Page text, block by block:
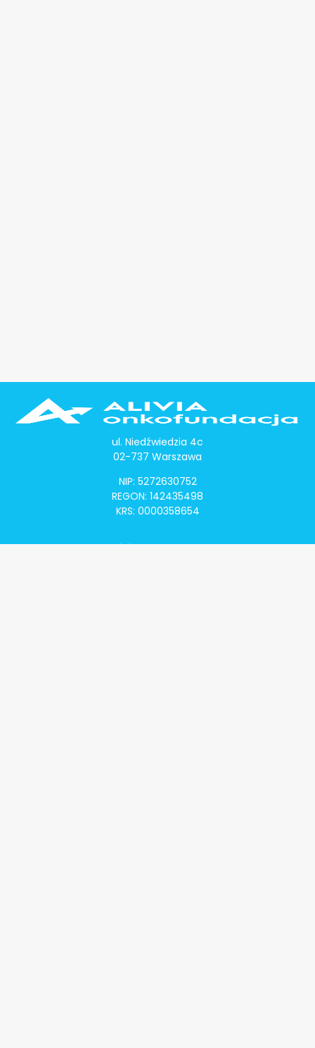
ul. Niedźwiedzia 4c
02-737 Warszawa
NIP: 5272630752
REGON: 142435498
KRS: 0000358654
Alivia Onkomapa